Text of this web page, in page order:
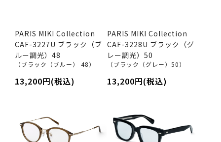
PARIS MIKI Collection
CAF-3227U ブラック（ブ
ルー調光）48
（ブラック（ブルー） 48）
13,200円(税込)
PARIS MIKI Collection
CAF-3228U ブラック（グ
レー調光）50
（ブラック（グレー）50）
13,200円(税込)